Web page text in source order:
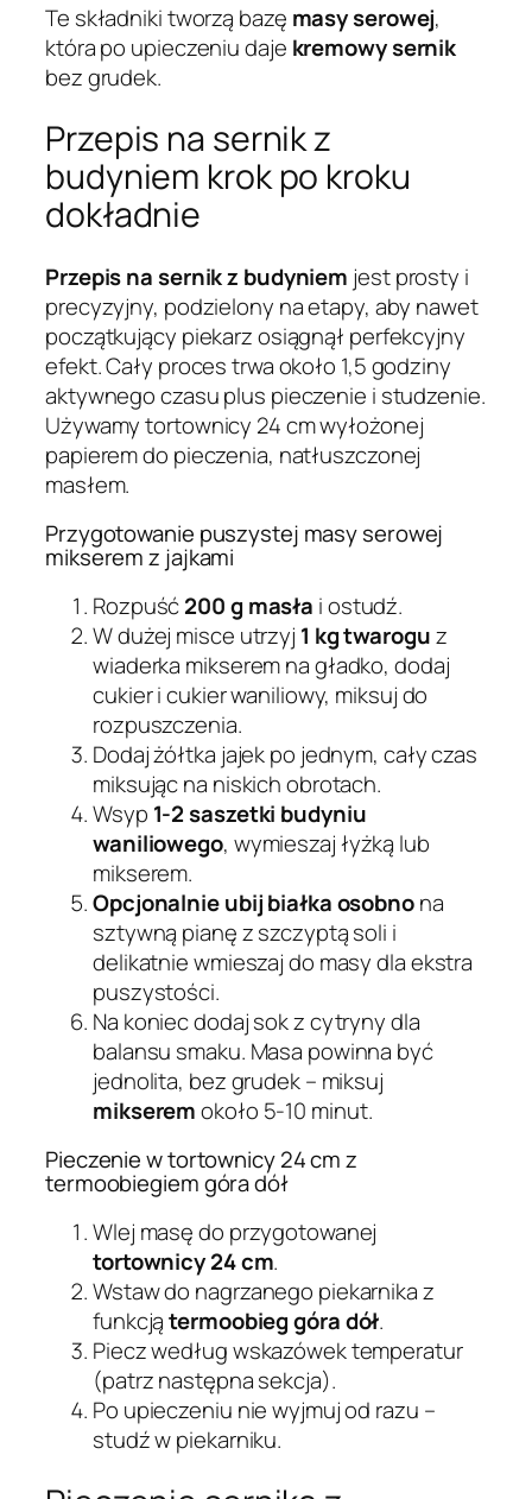
Te składniki tworzą bazę masy serowej,
która po upieczeniu daje kremowy sernik
bez grudek.
Przepis na sernik z
budyniem krok po kroku
dokładnie
Przepis na sernik z budyniem jest prosty i
precyzyjny, podzielony na etapy, aby nawet
początkujący piekarz osiągnął perfekcyjny
efekt. Cały proces trwa około 1,5 godziny
aktywnego czasu plus pieczenie i studzenie.
Używamy tortownicy 24 cm wyłożonej
papierem do pieczenia, natłuszczonej
masłem.
Przygotowanie puszystej masy serowej
mikserem z jajkami
Rozpuść200 g masła i ostudź.
W dużej misce utrzyj 1 kg twaroguz
wiaderka mikserem na gładko, dodaj
cukier i cukier waniliowy, miksuj do
rozpuszczenia.
Dodaj żółtka jajek po jednym, cały czas
miksując na niskich obrotach.
Wsyp 1-2 saszetki budyniu
waniliowego, wymieszaj łyżką lub
mikserem.
Opcjonalnie ubij białka osobnona
sztywną pianę z szczyptą soli i
delikatnie wmieszaj do masy dla ekstra
puszystości.
Na koniec dodaj sok z cytryny dla
balansu smaku. Masa powinna być
jednolita, bez grudek – miksuj
mikseremokoło 5-10 minut.
Pieczenie w tortownicy 24 cm z
termoobiegiem góra dół
Wlej masę do przygotowanej
tortownicy 24 cm.
Wstaw do nagrzanego piekarnika z
funkcjątermoobieg góra dół.
Piecz według wskazówek temperatur
(patrz następna sekcja).
Po upieczeniu nie wyjmuj od razu –
studź w piekarniku.